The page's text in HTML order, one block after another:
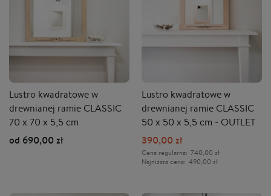
Lustro kwadratowe w
drewnianej ramie CLASSIC
70 x 70 x 5,5 cm
od 690,00 zł
Lustro kwadratowe w
drewnianej ramie CLASSIC
50 x 50 x 5,5 cm - OUTLET
390,00 zł
Cena regularna: 740,00 zł
Najniższa cena: 490,00 zł